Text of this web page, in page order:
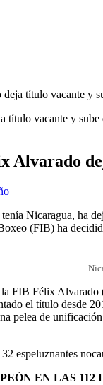
título vacante y
Alvarado
Nicaragua, ha
(FIB) ha
la FIB Félix
el título desde
pelea de
espeluznantes
EN LAS 112